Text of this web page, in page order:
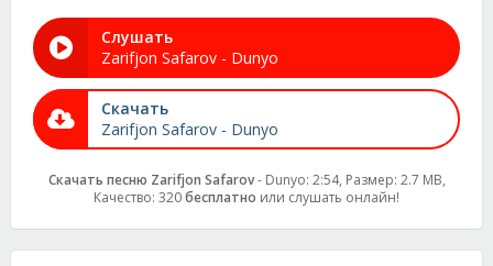
Слушать
Zarifjon Safarov - Dunyo
Скачать
Zarifjon Safarov - Dunyo
Скачать песню Zarifjon Safarov- Dunyo: 2:54, Размер: 2.7 MB,
Качество: 320бесплатно или слушать онлайн!